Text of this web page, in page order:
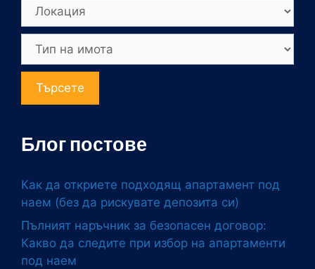
Търсете
Блог постове
Как да откриете подходящ апартамент под
наем (без да рискувате депозита си)
Пълният наръчник за безопасен договор:
Какво да следите при избор на апартаменти
под наем